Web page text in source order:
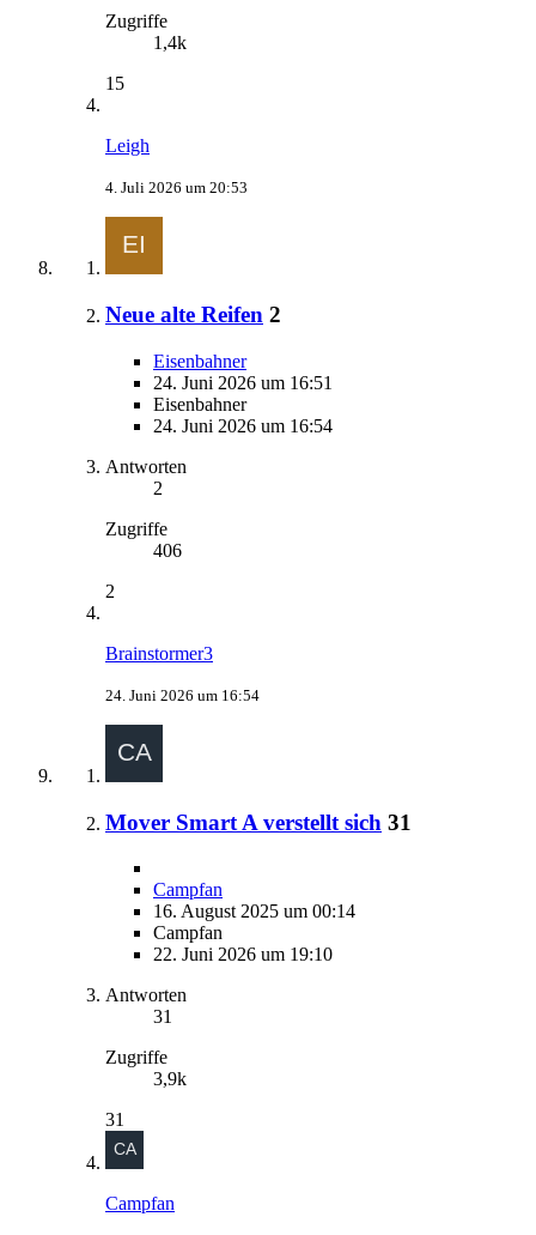
Zugriffe
1,4k
15
Leigh
4. Juli 2026 um 20:53
Neue alte Reifen 2
Eisenbahner
24. Juni 2026 um 16:51
Eisenbahner
24. Juni 2026 um 16:54
Antworten
2
Zugriffe
406
2
Brainstormer3
24. Juni 2026 um 16:54
Mover Smart A verstellt sich 31
Campfan
16. August 2025 um 00:14
Campfan
22. Juni 2026 um 19:10
Antworten
31
Zugriffe
3,9k
31
Campfan